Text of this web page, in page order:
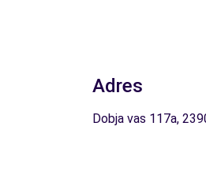
Adres
Dobja vas 117a,